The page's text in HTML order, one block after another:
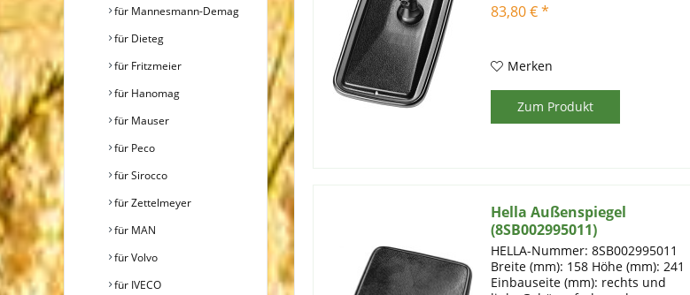
für Mannesmann-Demag
für Dieteg
für Fritzmeier
für Hanomag
für Mauser
für Peco
für Sirocco
für Zettelmeyer
für MAN
für Volvo
für IVECO
Spiegelstange- Ø (mm): 14; 16; 18
Prüfzeichen: e1...
83,80 € *
Merken
Zum Produkt
Hella Außenspiegel
(8SB002995011)
HELLA-Nummer: 8SB002995011
Breite (mm): 158 Höhe (mm): 241
Einbauseite (mm): rechts und